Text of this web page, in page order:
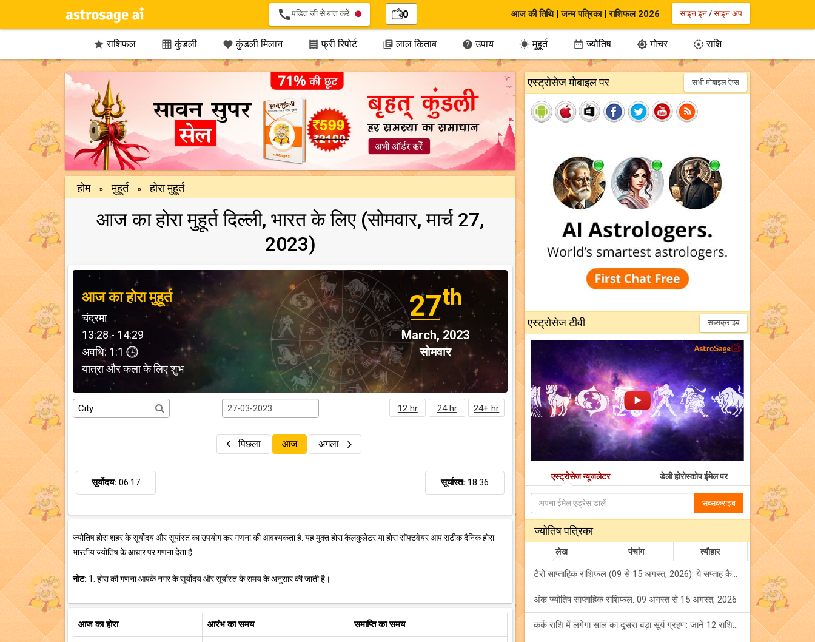
callपंडित जी से बात करें 0 आज की तिथि|जन्म पत्रिका|राशिफल 2026 साइन इन/साइन अप
 राशिफल  कुंडली  कुंडली मिलान  फ्री रिपोर्ट  लाल किताब  उपाय मुहूर्त  ज्योतिष  गोचर  राशि
होम » मुहूर्त » होरा मुहूर्त
आज का होरा मुहूर्त दिल्ली, भारत के लिए (सोमवार, मार्च 27,
2023)
आज का होरा मुहूर्त
चंद्रमा
13:28 - 14:29
अवधि: 1:1
यात्रा और कला के लिए शुभ
27th
March, 2023
सोमवार
12 hr 24 hr 24+ hr
पिछला आज अगला
सूर्योदय: 06:17 सूर्यास्त: 18.36
ज्योतिष होरा शहर के सूर्योदय और सूर्यास्त का उपयोग कर गणना की आवश्यकता है. यह मुक्त होरा कैलकुलेटर या होरा सॉफ्टवेयर आप सटीक दैनिक होरा
भारतीय ज्योतिष के आधार पर गणना देता है.
नोट: 1. होरा की गणना आपके नगर के सूर्योदय और सूर्यास्त के समय के अनुसार की जाती है।
आज का होरा आरंभ का समय समाप्ति का समय
एस्ट्रोसेज मोबाइल पर सभी मोबाइल ऍप्स
एस्ट्रोसेज टीवी सब्सक्राइब
एस्ट्रोसेज न्यूजलेटर डेली होरोस्कोप ईमेल पर
सब्सक्राइब
ज्योतिष पत्रिका
लेख पंचांग त्यौहार
टैरो साप्ताहिक राशिफल (09 से 15 अगस्त, 2026): ये सप्ताह कैसा रहेगा आपके लिए? जानें!
अंक ज्योतिष साप्ताहिक राशिफल: 09 अगस्त से 15 अगस्त, 2026
कर्क राशि में लगेगा साल का दूसरा बड़ा सूर्य ग्रहण: जानें 12 राशियों पर शुभ-अशुभ प्रभाव!